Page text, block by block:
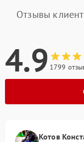
Отзывы
4.9 1799
Котов